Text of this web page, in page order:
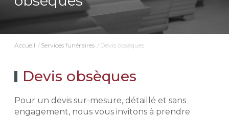
Accueil Services funéraires Devis obsèques
Devis obsèques
Pour un devis sur-mesure, détaillé et sans
engagement, nous vous invitons à prendre